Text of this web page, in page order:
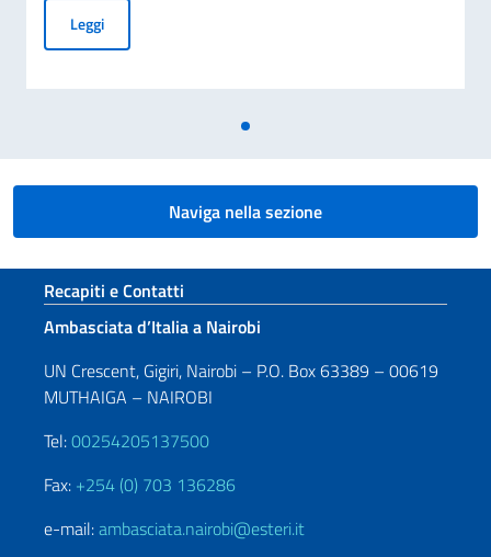
LeggiAl via la Settimana della Cucina Italiana in Kenya
Naviga nella sezione
Sezione footer
Recapiti e Contatti
Ambasciata d’Italia a Nairobi
UN Crescent, Gigiri, Nairobi – P.O. Box 63389 – 00619
MUTHAIGA – NAIROBI
Tel:00254205137500
Fax: +254 (0) 703 136286
e-mail:ambasciata.nairobi@esteri.it